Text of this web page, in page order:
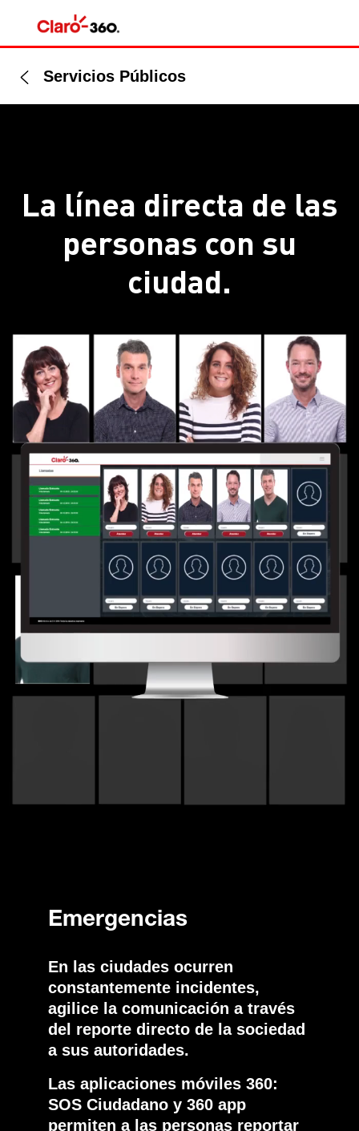
Servicios Públicos
La línea directa de las
personas con su
ciudad.
Emergencias
En las ciudades ocurren
constantemente incidentes,
agilice la comunicación a través
del reporte directo de la sociedad
a sus autoridades.
Las aplicaciones móviles 360:
SOS Ciudadano y 360 app
permiten a las personas reportar